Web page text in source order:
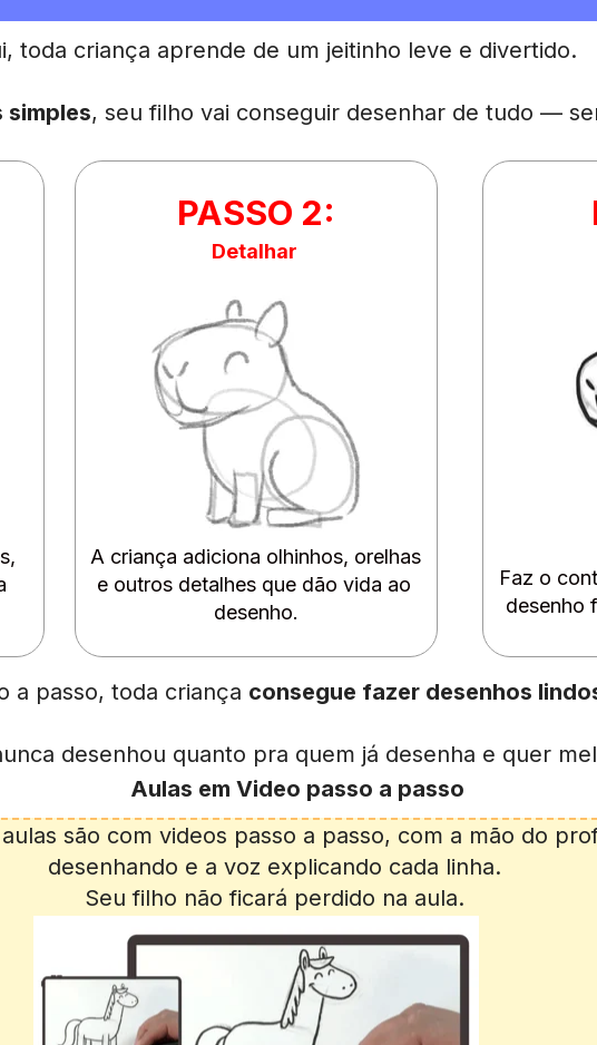
toda criança aprende de um jeitinho leve e divertido.
simples, seu filho vai conseguir desenhar de tudo —
PASSO 2:
Detalhar
A criança adiciona olhinhos, orelhas
e outros detalhes que dão vida ao
desenho.
Faz o
desenho
a passo, toda criança consegue fazer desenhos
desenhou quanto pra quem já desenha e quer
Aulas em Video passo a passo
são com videos passo a passo, com a mão do
desenhando e a voz explicando cada linha.
Seu filho não ficará perdido na aula.